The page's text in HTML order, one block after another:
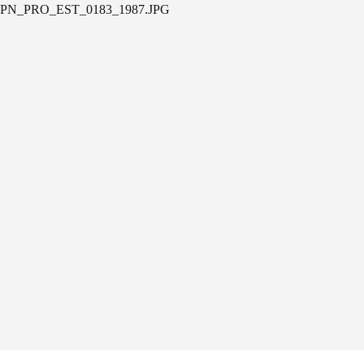
PN_PRO_EST_0183_1987.JPG